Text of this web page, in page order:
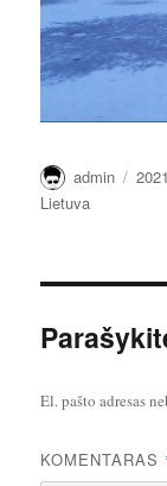
Autorius
admin
Lietuva
El. pašto adresas
KOMENTARAS